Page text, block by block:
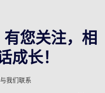
您关注，相
成长！
我们联系